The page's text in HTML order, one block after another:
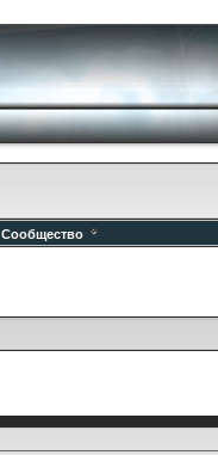
Сообщество